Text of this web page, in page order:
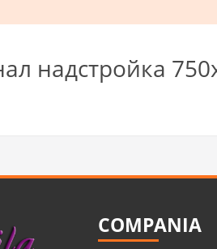
надстройка
COMPANIA